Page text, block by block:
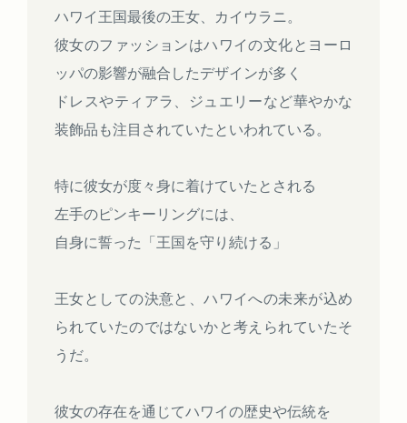
ハワイ王国最後の王女、カイウラニ。
彼女のファッションはハワイの文化とヨーロ
ッパの影響が融合したデザインが多く
ドレスやティアラ、ジュエリーなど華やかな
装飾品も注目されていたといわれている。
特に彼女が度々身に着けていたとされる
左手のピンキーリングには、
自身に誓った「王国を守り続ける」
王女としての決意と、ハワイへの未来が込め
られていたのではないかと考えられていたそ
うだ。
彼女の存在を通じてハワイの歴史や伝統を